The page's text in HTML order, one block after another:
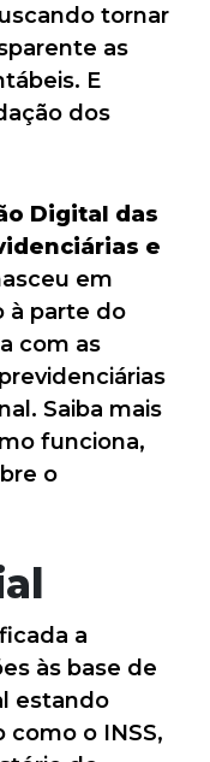
tornar
as
E
dos
Digital das
e
em
à parte do
com as
Saiba mais
funciona,
o
a
às base de
estando
o INSS,